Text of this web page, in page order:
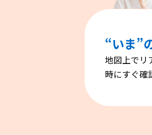
“いま”
地図上でリ
時にすぐ確